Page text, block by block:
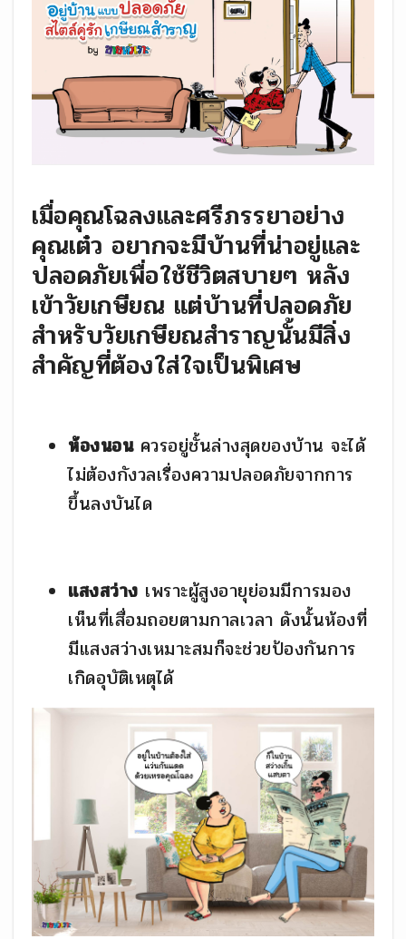
เมื่อคุณโฉลงและศรีภรรยาอย่าง
คุณเต๋ว อยากจะมีบ้านที่น่าอยู่และ
ปลอดภัยเพื่อใช้ชีวิตสบายๆ หลัง
เข้าวัยเกษียณ แต่บ้านที่ปลอดภัย
สำหรับวัยเกษียณสำราญนั้นมีสิ่ง
สำคัญที่ต้องใส่ใจเป็นพิเศษ
ห้องนอนควรอยู่ชั้นล่างสุดของบ้าน จะได้
ไม่ต้องกังวลเรื่องความปลอดภัยจากการ
ขึ้นลงบันได
แสงสว่าง เพราะผู้สูงอายุย่อมมีการมอง
เห็นที่เสื่อมถอยตามกาลเวลา ดังนั้นห้องที่
มีแสงสว่างเหมาะสมก็จะช่วยป้องกันการ
เกิดอุบัติเหตุได้